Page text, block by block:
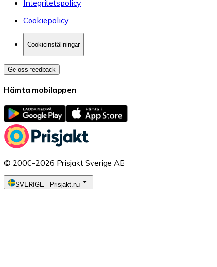
Integritetspolicy
Cookiepolicy
Cookieinställningar
Ge oss feedback
Hämta mobilappen
© 2000-2026 Prisjakt Sverige AB
SVERIGE - Prisjakt.nu